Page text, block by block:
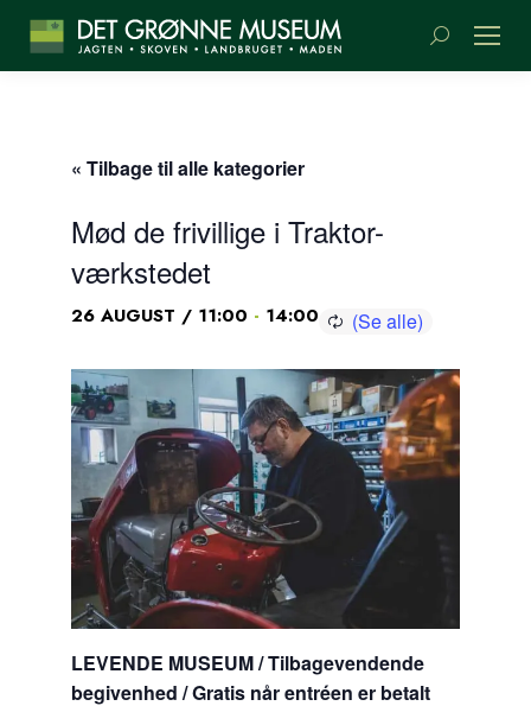
Søge:
« Tilbage til alle kategorier
Mød de frivillige i Traktor-
værkstedet
26 AUGUST / 11:00 - 14:00
LEVENDE MUSEUM / Tilbagevendende
begivenhed / Gratis når entréen er betalt